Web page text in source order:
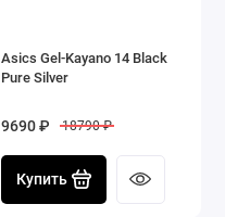
Asics Gel-Kayano 14 Black
Pure Silver
9690 ₽ 18790 ₽
Купить